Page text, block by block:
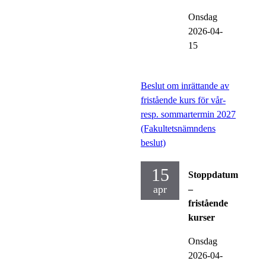
Onsdag
2026-04-
15
Beslut om inrättande av
fristående kurs för vår-
resp. sommartermin 2027
(Fakultetsnämndens
beslut)
15
apr
Stoppdatum
–
fristående
kurser
Onsdag
2026-04-